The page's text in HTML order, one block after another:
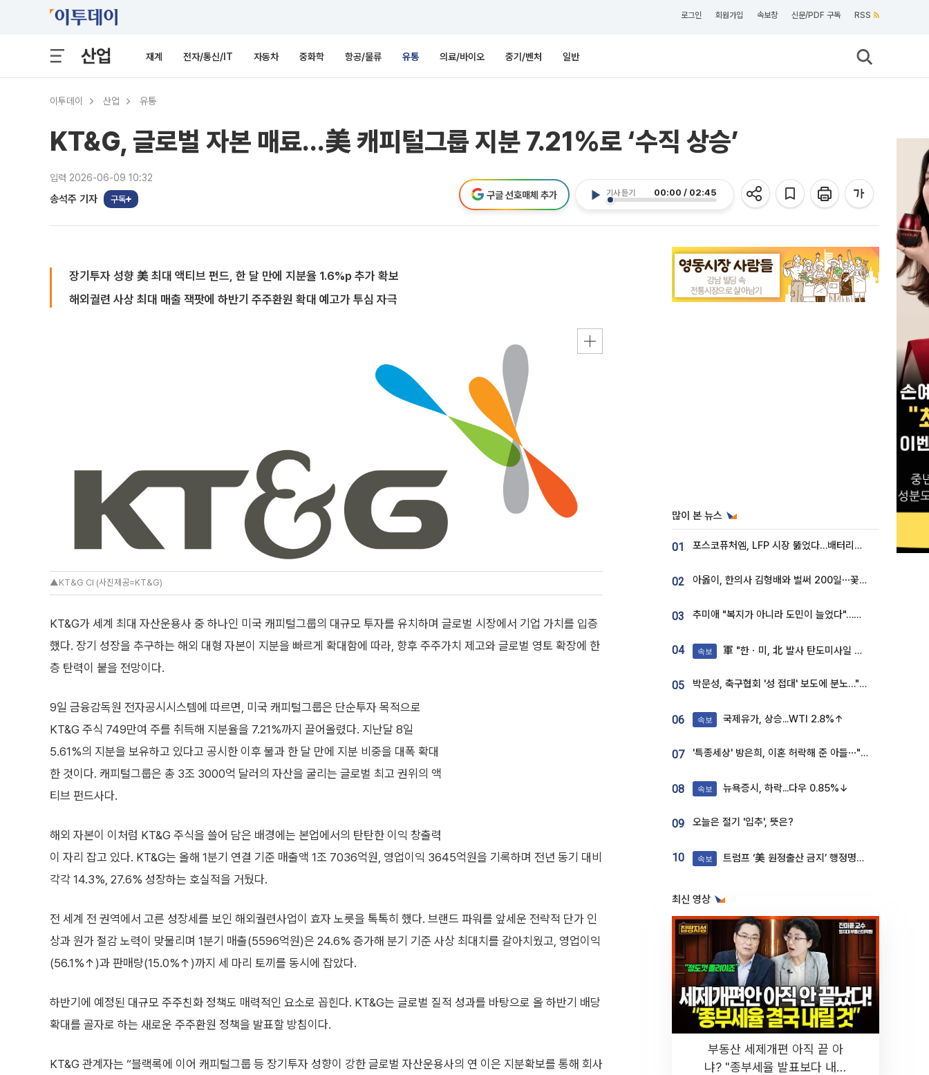
로그인 회원가입 속보창 신문/PDF 구독 RSS
산업 재계 전자/통신/IT 자동차 중화학 항공/물류 유통 의료/바이오 중기/벤처 일반
이투데이 산업 유통
KT&G, 글로벌 자본 매료…美 캐피털그룹 지분 7.21%로 ‘수직 상승’
입력 2026-06-09 10:32
송석주 기자 구독
기사 듣기 00:00 / 02:45
구글 선호매체 추가
장기투자 성향 美 최대 액티브 펀드, 한 달 만에 지분율 1.6%p 추가 확보
해외궐련 사상 최대 매출 잭팟에 하반기 주주환원 확대 예고가 투심 자극
▲KT&G CI (사진제공=KT&G)
KT&G가 세계 최대 자산운용사 중 하나인 미국 캐피털그룹의 대규모 투자를 유치하며 글로벌 시장에서 기업 가치를 입증
했다. 장기 성장을 추구하는 해외 대형 자본이 지분을 빠르게 확대함에 따라, 향후 주주가치 제고와 글로벌 영토 확장에 한
층 탄력이 붙을 전망이다.
9일 금융감독원 전자공시시스템에 따르면, 미국 캐피털그룹은 단순투자 목적으로
KT&G 주식 749만여 주를 취득해 지분율을 7.21%까지 끌어올렸다. 지난달 8일
5.61%의 지분을 보유하고 있다고 공시한 이후 불과 한 달 만에 지분 비중을 대폭 확대
한 것이다. 캐피털그룹은 총 3조 3000억 달러의 자산을 굴리는 글로벌 최고 권위의 액
티브 펀드사다.
해외 자본이 이처럼 KT&G 주식을 쓸어 담은 배경에는 본업에서의 탄탄한 이익 창출력
이 자리 잡고 있다. KT&G는 올해 1분기 연결 기준 매출액 1조 7036억원, 영업이익 3645억원을 기록하며 전년 동기 대비
각각 14.3%, 27.6% 성장하는 호실적을 거뒀다.
전 세계 전 권역에서 고른 성장세를 보인 해외궐련사업이 효자 노릇을 톡톡히 했다. 브랜드 파워를 앞세운 전략적 단가 인
상과 원가 절감 노력이 맞물리며 1분기 매출(5596억원)은 24.6% 증가해 분기 기준 사상 최대치를 갈아치웠고, 영업이익
(56.1%↑)과 판매량(15.0%↑)까지 세 마리 토끼를 동시에 잡았다.
하반기에 예정된 대규모 주주친화 정책도 매력적인 요소로 꼽힌다. KT&G는 글로벌 질적 성과를 바탕으로 올 하반기 배당
확대를 골자로 하는 새로운 주주환원 정책을 발표할 방침이다.
KT&G 관계자는 “블랙록에 이어 캐피털그룹 등 장기투자 성향이 강한 글로벌 자산운용사의 연 이은 지분확보를 통해 회사
많이 본 뉴스
01 포스코퓨처엠, LFP 시장 뚫었다…배터리사와 대규모 장기 공급 합의
02 아옳이, 한의사 김형배와 벌써 200일⋯꽃다발 들고 "프러포즈 아냐"
03 추미애 "복지가 아니라 도민이 늘었다"…재정난 책임론 정면돌파
04 속보 軍 "한ㆍ미, 北 발사 탄도미사일 제원 정밀분석 중"
05 박문성, 축구협회 '성 접대' 보도에 분노…"다 말아먹으려고 작정했나"
06 속보 국제유가, 상승...WTI 2.8%↑
07 '특종세상' 방은희, 이혼 허락해 준 아들⋯"너무 잘 커줬다" 오열
08 속보 뉴욕증시, 하락...다우 0.85%↓
09 오늘은 절기 '입추', 뜻은?
10 속보 트럼프 ‘美 원정출산 금지’ 행정명령 서명
최신 영상
부동산 세제개편 아직 끝 아
냐? "종부세율 발표보다 내릴